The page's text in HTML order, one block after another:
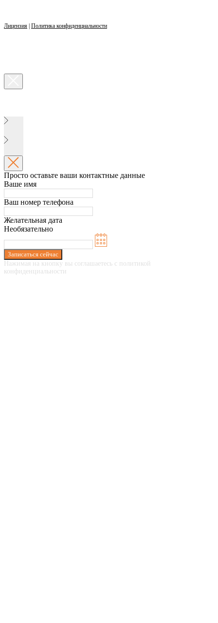
Лицензия | Политика конфиденциальности
Просто оставьте ваши контактные данные
Ваше имя
Ваш номер телефона
Желательная дата
Необязательно
Записаться сейчас
Нажимая на кнопку вы соглашаетесь с политикой
конфиденциальности